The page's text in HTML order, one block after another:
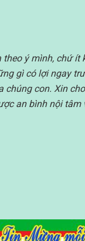
ý mình, chứ ít
gì có lợi ngay
con. Xin
an bình nội